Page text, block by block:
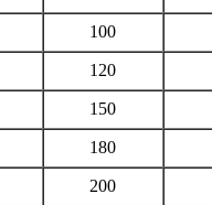
100
120
150
180
200